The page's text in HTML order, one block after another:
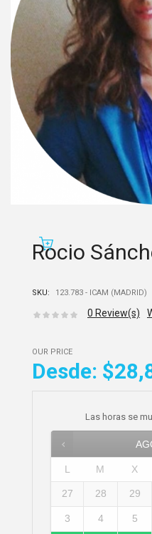
Rocio
SKU: 123.783 - ICAM (MADRID)
0 Review(s)
OUR PRICE
Desde:
Las horas se
L M X
27 28 29
3 4 5